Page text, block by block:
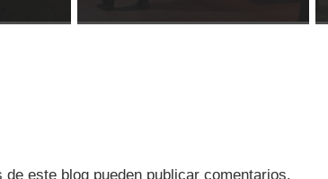
este blog pueden publicar comentarios.